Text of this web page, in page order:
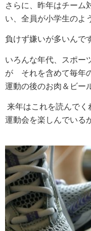
さらに、昨年はチーム
い、全員が小学生のよ
負けず嫌いが多いんで
いろんな年代、スポー
が それを含めて毎年
運動の後のお肉＆ビー
来年はこれを読んで
運動会を楽しんでいる